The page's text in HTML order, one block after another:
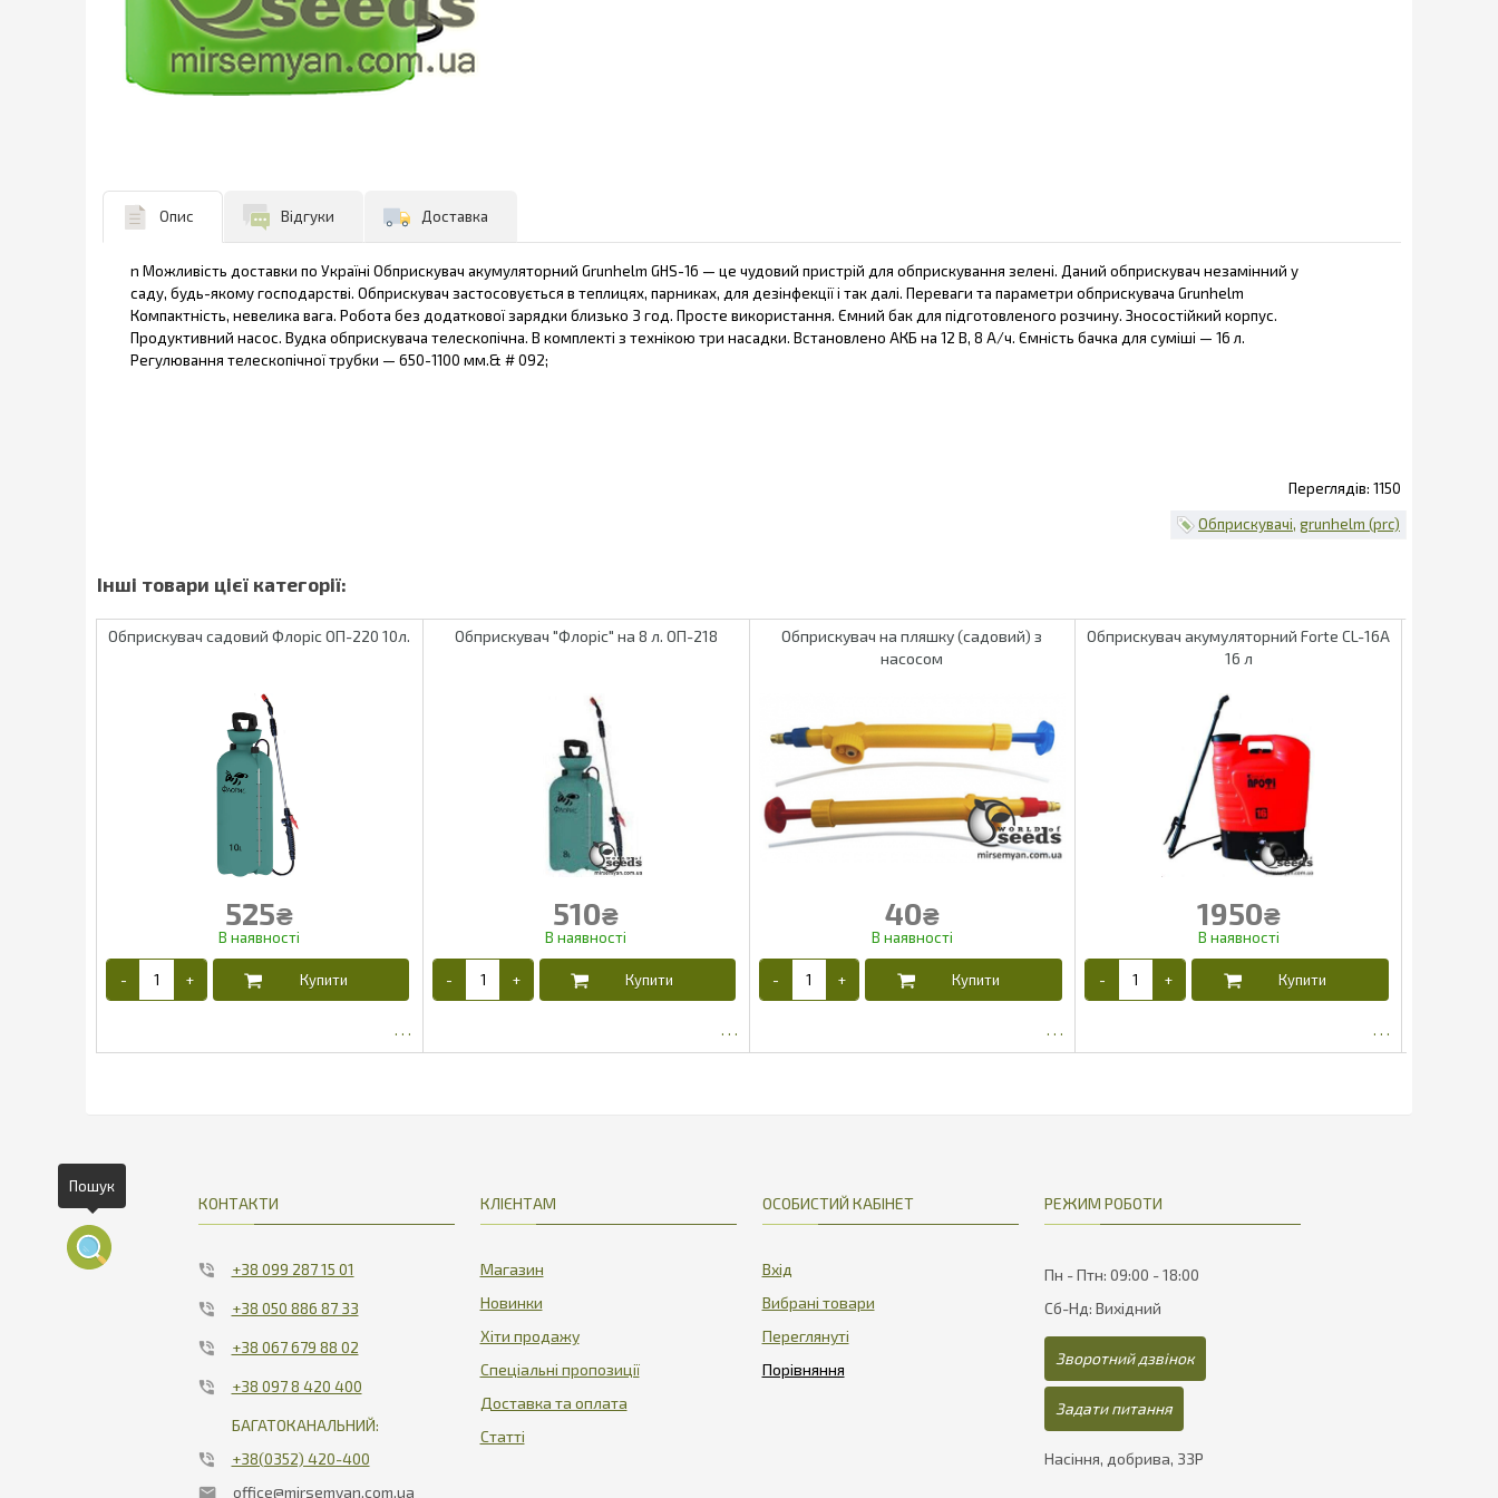
Опис Відгуки Доставка
n Можливість доставки по Україні Обприскувач акумуляторний Grunhelm GHS-16 — це чудовий пристрій для обприскування зелені. Даний обприскувач незамінний у
саду, будь-якому господарстві. Обприскувач застосовується в теплицях, парниках, для дезінфекції і так далі. Переваги та параметри обприскувача Grunhelm
Компактність, невелика вага. Робота без додаткової зарядки близько 3 год. Просте використання. Ємний бак для підготовленого розчину. Зносостійкий корпус.
Продуктивний насос. Вудка обприскувача телескопічна. В комплекті з технікою три насадки. Встановлено АКБ на 12 В, 8 А/ч. Ємність бачка для суміші — 16 л.
Регулювання телескопічної трубки — 650-1100 мм.& # 092;
1150
Обприскувачі grunhelm (prc)
Обприскувач садовий Флоріс ОП-220 10л.
525₴
Обприскувач "Флоріс" на 8 л. ОП-218
510₴
Обприскувач на пляшку (садовий) з
насосом
40₴
Обприскувач акумуляторний Forte CL-16A
16 л
1950₴
КОНТАКТИ
+38 099 287 15 01
+38 050 886 87 33
+38 067 679 88 02
+38 097 8 420 400
БАГАТОКАНАЛЬНИЙ:
+38(0352) 420-400
office@mirsemyan.com.ua
КЛІЄНТАМ
Магазин
Новинки
Хіти продажу
Спеціальні пропозиції
Доставка та оплата
Статті
ОСОБИСТИЙ КАБІНЕТ
Вхід
Вибрані товари
Переглянуті
РЕЖИМ РОБОТИ
Пн - Птн: 09:00 - 18:00
Сб-Нд: Вихідний
Зворотний дзвінок
Задати питання
Насіння, добрива, ЗЗР
Пошук